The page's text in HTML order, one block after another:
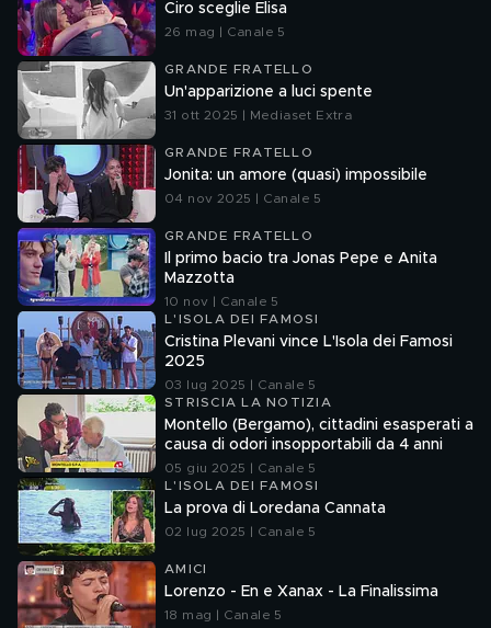
Ciro sceglie Elisa
26 mag | Canale 5
GRANDE FRATELLO
Un'apparizione a luci spente
31 ott 2025 | Mediaset Extra
GRANDE FRATELLO
Jonita: un amore (quasi) impossibile
04 nov 2025 | Canale 5
GRANDE FRATELLO
Il primo bacio tra Jonas Pepe e Anita
Mazzotta
10 nov | Canale 5
L'ISOLA DEI FAMOSI
Cristina Plevani vince L'Isola dei Famosi
2025
03 lug 2025 | Canale 5
STRISCIA LA NOTIZIA
Montello (Bergamo), cittadini esasperati a
causa di odori insopportabili da 4 anni
05 giu 2025 | Canale 5
L'ISOLA DEI FAMOSI
La prova di Loredana Cannata
02 lug 2025 | Canale 5
AMICI
Lorenzo - En e Xanax - La Finalissima
18 mag | Canale 5